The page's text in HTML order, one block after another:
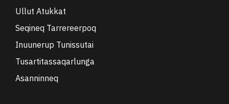
Ullut Atukkat
Seqineq Tarrereerpoq
Inuunerup Tunissutai
Tusartitassaqarlunga
Asanninneq